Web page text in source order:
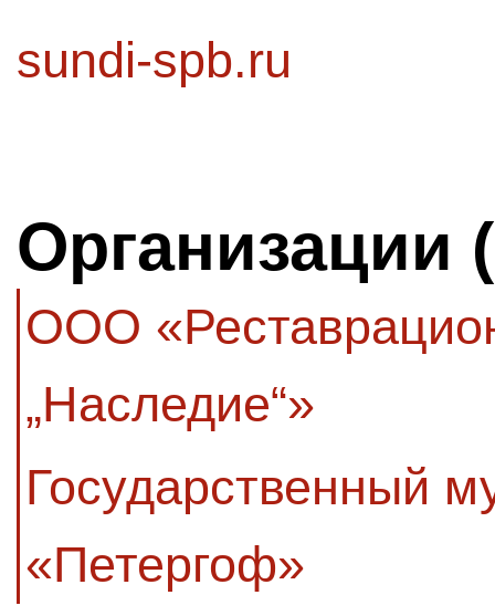
sundi-spb.ru
Организации
ООО
„Наследие“»
Государственный
«Петергоф»